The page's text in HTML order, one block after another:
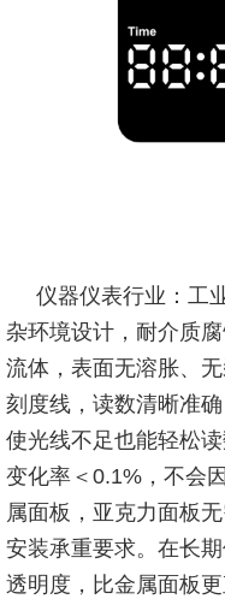
仪器仪表行业：工
杂环境设计，耐介质
流体，表面无溶胀、
刻度线，读数清晰准
使光线不足也能轻松
变化率＜0.1%，不会
属面板，亚克力面板
安装承重要求。在长
透明度，比金属面板